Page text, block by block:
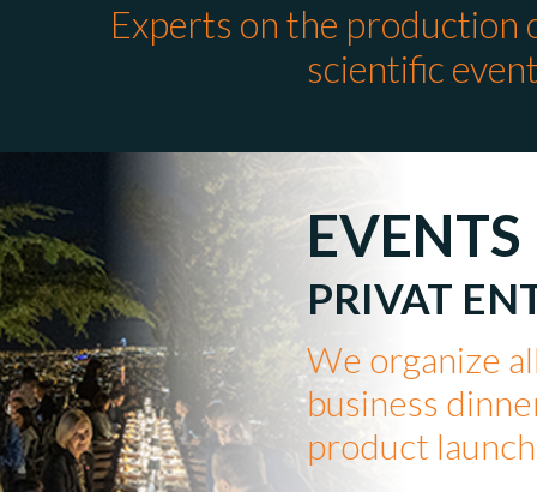
Experts on the production
scientific
EVENTS
PRIVAT
We organize
business
product